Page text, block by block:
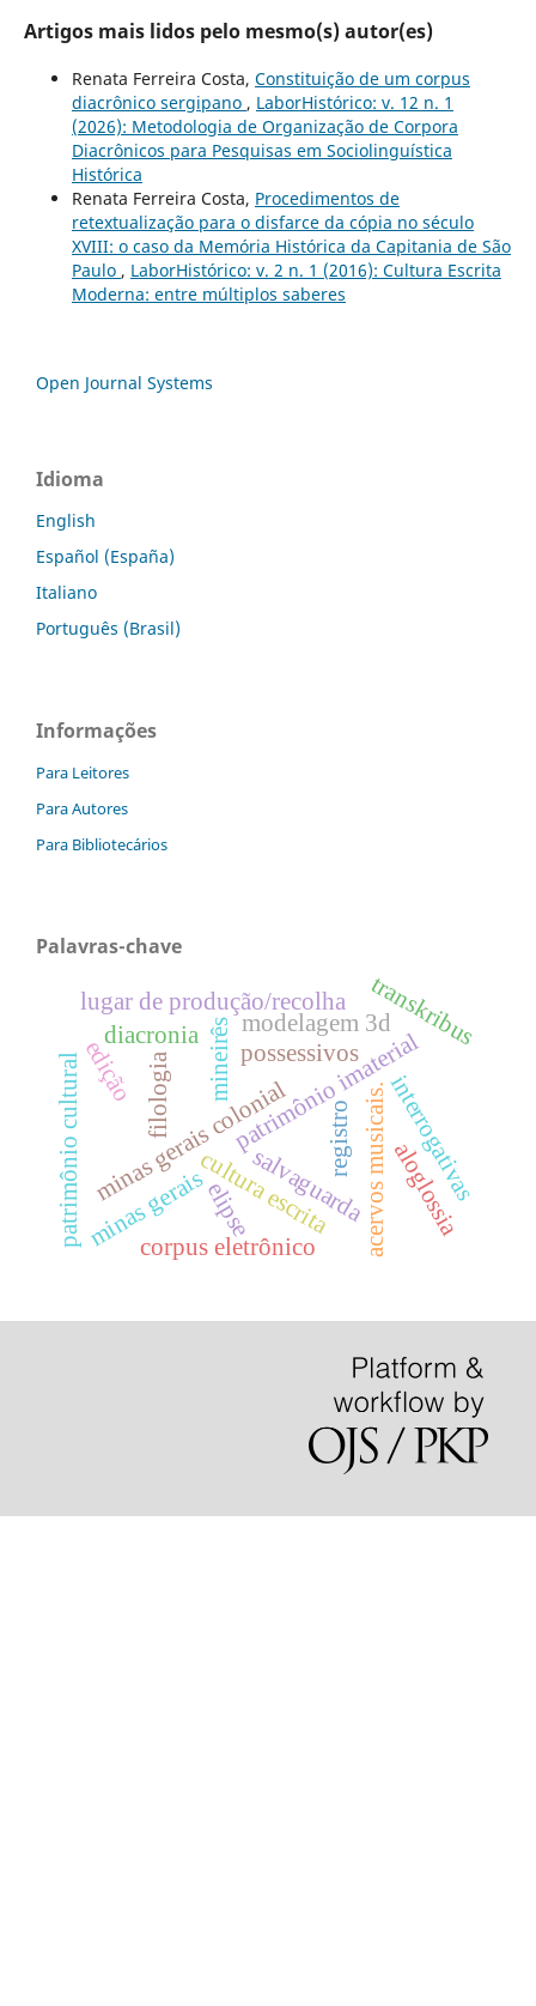
Artigos mais lidos pelo mesmo(s) autor(es)
Renata Ferreira Costa, Constituição de um corpus
diacrônico sergipano , LaborHistórico: v. 12 n. 1
(2026): Metodologia de Organização de Corpora
Diacrônicos para Pesquisas em Sociolinguística
Histórica
Renata Ferreira Costa, Procedimentos de
retextualização para o disfarce da cópia no século
XVIII: o caso da Memória Histórica da Capitania de São
Paulo , LaborHistórico: v. 2 n. 1 (2016): Cultura Escrita
Moderna: entre múltiplos saberes
Open Journal Systems
Idioma
English
Español (España)
Italiano
Português (Brasil)
Informações
Para Leitores
Para Autores
Para Bibliotecários
Palavras-chave
minas gerais colonial
cultura escrita
mineirêspatrimônio imaterial
registro
salvaguarda
minas gerais
interrogativas
elipse
patrimônio cultural acervos musicais.
lugar de produção/recolha
modelagem 3d
corpus eletrônico
possessivos
filologia
transkribus
aloglossia
diacronia
edição